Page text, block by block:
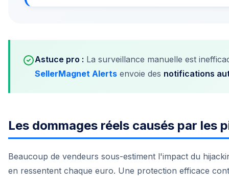
Astuce pro : La surveillance manuelle est
SellerMagnet Alerts envoie des notifications
Les dommages réels causés par les
Beaucoup de vendeurs sous-estiment l'impact du
en ressentent chaque euro. Une protection efficace